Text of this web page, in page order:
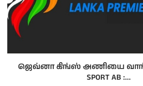
ஜெவ்னா கிங்ஸ் அணியை
SPORT AB :...